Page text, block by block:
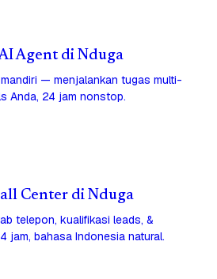
Agent di Nduga
— menjalankan tugas multi-
Anda, 24 jam nonstop.
Center di Nduga
telepon, kualifikasi leads, &
bahasa Indonesia natural.